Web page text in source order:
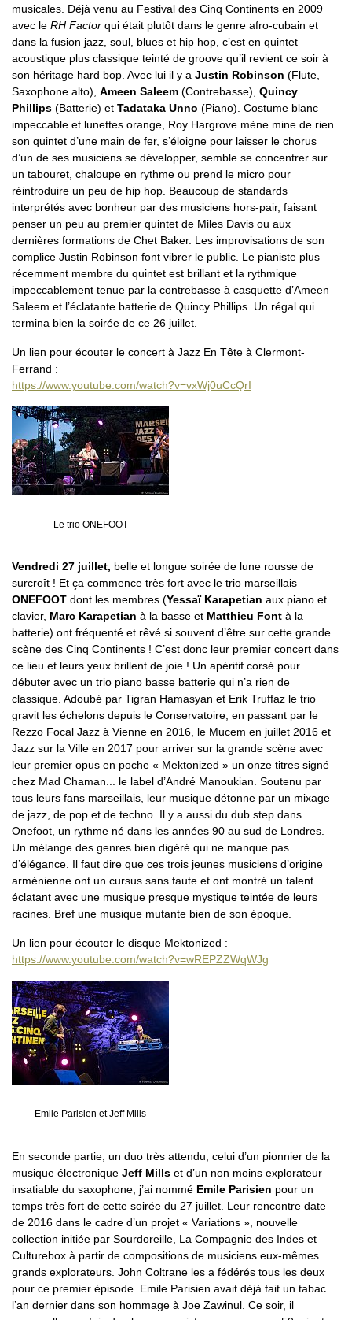
musicales. Déjà venu au Festival des Cinq Continents en 2009
avec le RH Factor qui était plutôt dans le genre afro-cubain et
dans la fusion jazz, soul, blues et hip hop, c’est en quintet
acoustique plus classique teinté de groove qu’il revient ce soir à
son héritage hard bop. Avec lui il y a Justin Robinson (Flute,
Saxophone alto), Ameen Saleem (Contrebasse), Quincy
Phillips (Batterie) et Tadataka Unno (Piano). Costume blanc
impeccable et lunettes orange, Roy Hargrove mène mine de rien
son quintet d’une main de fer, s’éloigne pour laisser le chorus
d’un de ses musiciens se développer, semble se concentrer sur
un tabouret, chaloupe en rythme ou prend le micro pour
réintroduire un peu de hip hop. Beaucoup de standards
interprétés avec bonheur par des musiciens hors-pair, faisant
penser un peu au premier quintet de Miles Davis ou aux
dernières formations de Chet Baker. Les improvisations de son
complice Justin Robinson font vibrer le public. Le pianiste plus
récemment membre du quintet est brillant et la rythmique
impeccablement tenue par la contrebasse à casquette d’Ameen
Saleem et l’éclatante batterie de Quincy Phillips. Un régal qui
termina bien la soirée de ce 26 juillet.
Un lien pour écouter le concert à Jazz En Tête à Clermont-
Ferrand :
https://www.youtube.com/watch?v=vxWj0uCcQrI
Le trio ONEFOOT
Vendredi 27 juillet, belle et longue soirée de lune rousse de
surcroît ! Et ça commence très fort avec le trio marseillais
ONEFOOT dont les membres (Yessaï Karapetian aux piano et
clavier, Marc Karapetian à la basse et Matthieu Font à la
batterie) ont fréquenté et rêvé si souvent d’être sur cette grande
scène des Cinq Continents ! C’est donc leur premier concert dans
ce lieu et leurs yeux brillent de joie ! Un apéritif corsé pour
débuter avec un trio piano basse batterie qui n’a rien de
classique. Adoubé par Tigran Hamasyan et Erik Truffaz le trio
gravit les échelons depuis le Conservatoire, en passant par le
Rezzo Focal Jazz à Vienne en 2016, le Mucem en juillet 2016 et
Jazz sur la Ville en 2017 pour arriver sur la grande scène avec
leur premier opus en poche « Mektonized » un onze titres signé
chez Mad Chaman... le label d’André Manoukian. Soutenu par
tous leurs fans marseillais, leur musique détonne par un mixage
de jazz, de pop et de techno. Il y a aussi du dub step dans
Onefoot, un rythme né dans les années 90 au sud de Londres.
Un mélange des genres bien digéré qui ne manque pas
d’élégance. Il faut dire que ces trois jeunes musiciens d’origine
arménienne ont un cursus sans faute et ont montré un talent
éclatant avec une musique presque mystique teintée de leurs
racines. Bref une musique mutante bien de son époque.
Un lien pour écouter le disque Mektonized :
https://www.youtube.com/watch?v=wREPZZWqWJg
Emile Parisien et Jeff Mills
En seconde partie, un duo très attendu, celui d’un pionnier de la
musique électronique Jeff Mills et d’un non moins explorateur
insatiable du saxophone, j’ai nommé Emile Parisien pour un
temps très fort de cette soirée du 27 juillet. Leur rencontre date
de 2016 dans le cadre d’un projet « Variations », nouvelle
collection initiée par Sourdoreille, La Compagnie des Indes et
Culturebox à partir de compositions de musiciens eux-mêmes
grands explorateurs. John Coltrane les a fédérés tous les deux
pour ce premier épisode. Emile Parisien avait déjà fait un tabac
l’an dernier dans son hommage à Joe Zawinul. Ce soir, il